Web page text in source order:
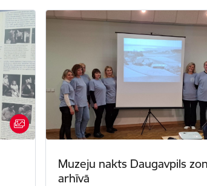
Muzeju nakts Daugavpils
arhīvā